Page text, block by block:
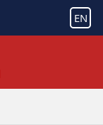
EN